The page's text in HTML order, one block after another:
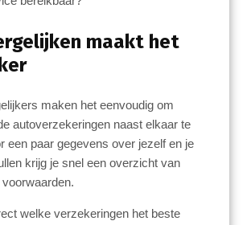
maakt het
maken het eenvoudig om
autoverzekeringen naast elkaar te
een paar gegevens over jezelf en je
krijg je snel een overzicht van
welke verzekeringen het beste